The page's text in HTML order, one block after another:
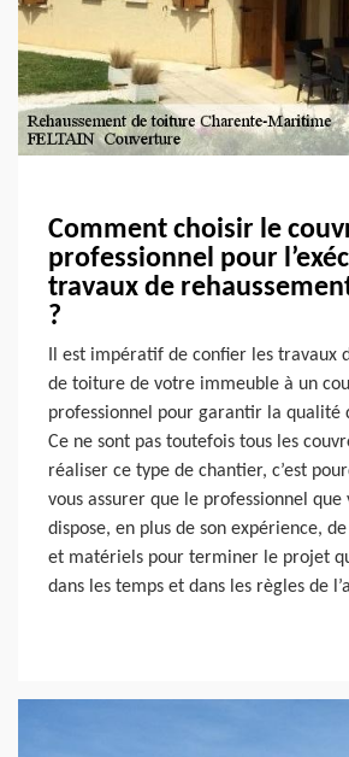
Comment choisir le
professionnel pour
travaux de
?
Il est impératif de confier les travaux
de toiture de votre immeuble à un
professionnel pour garantir la qualité
Ce ne sont pas toutefois tous les
réaliser ce type de chantier, c’est
vous assurer que le professionnel que
dispose, en plus de son expérience,
et matériels pour terminer le projet
dans les temps et dans les règles de